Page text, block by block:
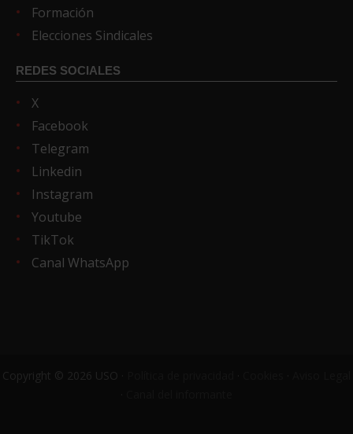
Formación
Elecciones Sindicales
REDES SOCIALES
X
Facebook
Telegram
Linkedin
Instagram
Youtube
TikTok
Canal WhatsApp
Copyright © 2026 USO ·